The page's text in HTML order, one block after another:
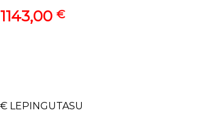
1143,00 €Price
LEPINGUTASU